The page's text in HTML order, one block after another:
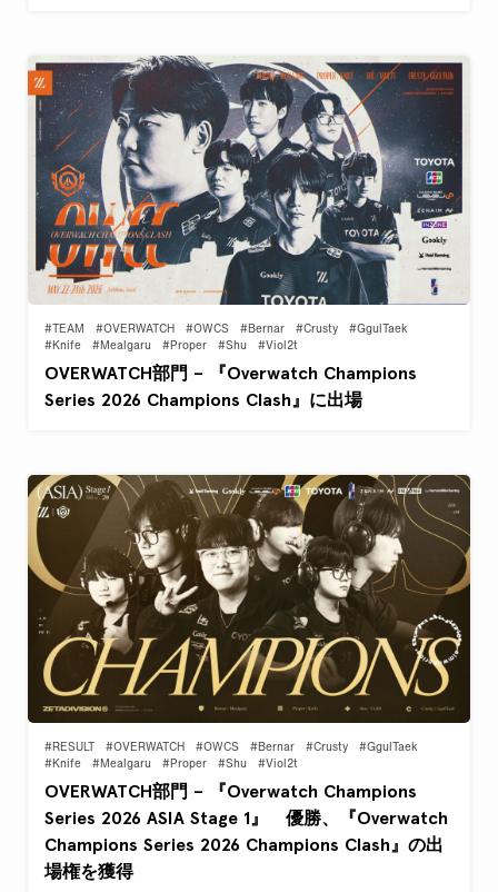
#TEAM #OVERWATCH #OWCS #Bernar #Crusty
#GgulTaek
#Knife
#Mealgaru #Proper #Shu #Viol2t
OVERWATCH部門 – 『Overwatch Champions
Series 2026 Champions Clash』に出場
#RESULT #OVERWATCH #OWCS #Bernar #Crusty
#GgulTaek
#Knife
#Mealgaru #Proper #Shu #Viol2t
OVERWATCH部門 – 『Overwatch Champions
Series 2026 ASIA Stage 1』 優勝、『Overwatch
Champions Series 2026 Champions Clash』の出
場権を獲得